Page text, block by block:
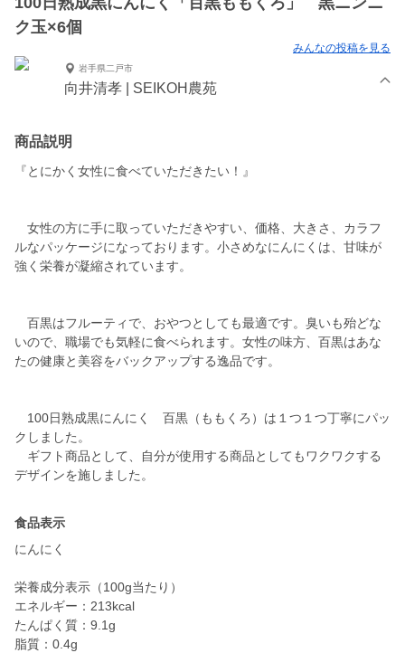
ク玉×6個
みんなの投稿を見る
岩手県二戸市
向井清孝 | SEIKOH農苑
商品説明
『とにかく女性に食べていただきたい！』
女性の方に手に取っていただきやすい、価格、大きさ、カラフ
ルなパッケージになっております。小さめなにんにくは、甘味が
強く栄養が凝縮されています。
百黒はフルーティで、おやつとしても最適です。臭いも殆どな
いので、職場でも気軽に食べられます。女性の味方、百黒はあな
たの健康と美容をバックアップする逸品です。
100日熟成黒にんにく 百黒（ももくろ）は１つ１つ丁寧にパッ
クしました。
ギフト商品として、自分が使用する商品としてもワクワクする
デザインを施しました。
食品表示
にんにく
栄養成分表示（100g当たり）
エネルギー：213kcal
たんぱく質：9.1g
脂質：0.4g